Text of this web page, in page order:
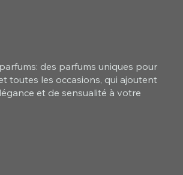
des parfums uniques pour
toutes les occasions, qui ajoutent
et de sensualité à votre